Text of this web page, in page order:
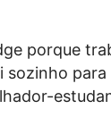
porque
sozinho